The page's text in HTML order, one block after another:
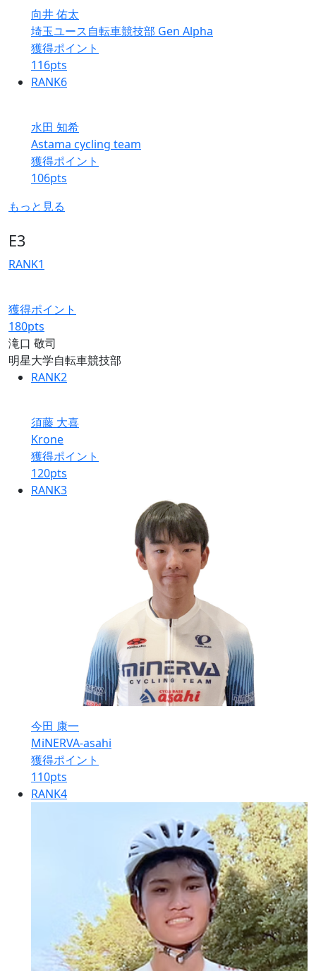
向井 佑太
埼玉ユース自転車競技部 Gen Alpha
獲得ポイント
116pts
RANK6
水田 知希
Astama cycling team
獲得ポイント
106pts
もっと見る
E3
RANK1
獲得ポイント
180pts
滝口 敬司
明星大学自転車競技部
RANK2
須藤 大喜
Krone
獲得ポイント
120pts
RANK3
今田 康一
MiNERVA-asahi
獲得ポイント
110pts
RANK4